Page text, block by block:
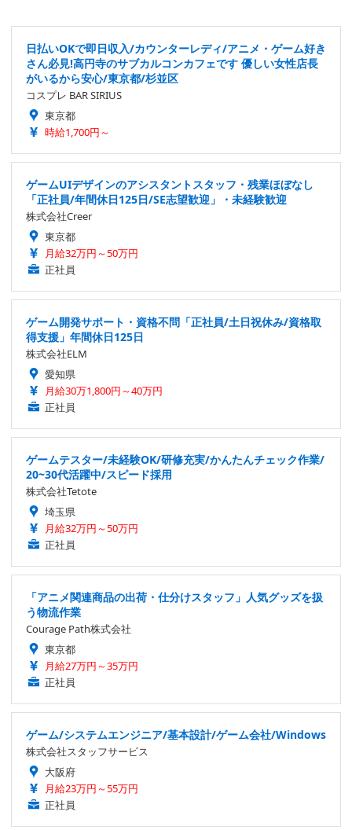
日払いOKで即日収入/カウンターレディ/アニメ・ゲーム好き
さん必見!高円寺のサブカルコンカフェです 優しい女性店長
がいるから安心/東京都/杉並区
コスプレ BAR SIRIUS
東京都
時給1,700円～
ゲームUIデザインのアシスタントスタッフ・残業ほぼなし
「正社員/年間休日125日/SE志望歓迎」・未経験歓迎
株式会社Creer
東京都
月給32万円～50万円
正社員
ゲーム開発サポート・資格不問「正社員/土日祝休み/資格取
得支援」年間休日125日
株式会社ELM
愛知県
月給30万1,800円～40万円
正社員
ゲームテスター/未経験OK/研修充実/かんたんチェック作業/
20~30代活躍中/スピード採用
株式会社Tetote
埼玉県
月給32万円～50万円
正社員
「アニメ関連商品の出荷・仕分けスタッフ」人気グッズを扱
う物流作業
Courage Path株式会社
東京都
月給27万円～35万円
正社員
ゲーム/システムエンジニア/基本設計/ゲーム会社/Windows
株式会社スタッフサービス
大阪府
月給23万円～55万円
正社員